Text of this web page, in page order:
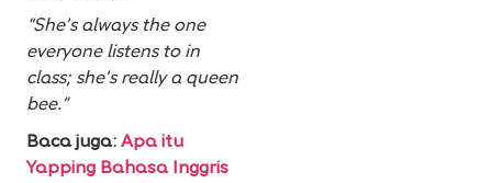
“She’s always the one
everyone listens to in
class; she’s really a queen
bee.”
Baca juga: Apa itu
Yapping Bahasa Inggris